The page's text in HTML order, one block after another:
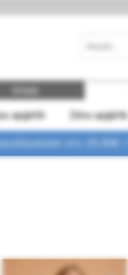
Vīrieši
apģērbi Zēnu apģērbi
virs 29,90€ !